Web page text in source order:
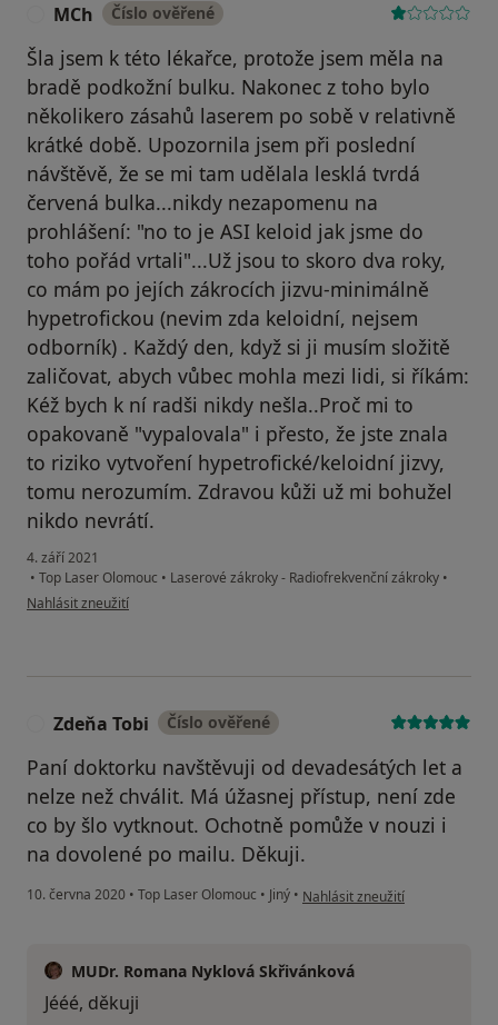
MCh Číslo ověřené
Šla jsem k této lékařce, protože jsem měla na
bradě podkožní bulku. Nakonec z toho bylo
několikero zásahů laserem po sobě v relativně
krátké době. Upozornila jsem při poslední
návštěvě, že se mi tam udělala lesklá tvrdá
červená bulka...nikdy nezapomenu na
prohlášení: "no to je ASI keloid jak jsme do
toho pořád vrtali"...Už jsou to skoro dva roky,
co mám po jejích zákrocích jizvu-minimálně
hypetrofickou (nevim zda keloidní, nejsem
odborník) . Každý den, když si ji musím složitě
zaličovat, abych vůbec mohla mezi lidi, si říkám:
Kéž bych k ní radši nikdy nešla..Proč mi to
opakovaně "vypalovala" i přesto, že jste znala
to riziko vytvoření hypetrofické/keloidní jizvy,
tomu nerozumím. Zdravou kůži už mi bohužel
nikdo nevrátí.
4. září 2021
• Top Laser Olomouc • Laserové zákroky - Radiofrekvenční zákroky •
podle názoru uživatele MCh
Nahlásit zneužití
Zdeňa Tobi Číslo ověřené
Paní doktorku navštěvuji od devadesátých let a
nelze než chválit. Má úžasnej přístup, není zde
co by šlo vytknout. Ochotně pomůže v nouzi i
na dovolené po mailu. Děkuji.
10. června 2020 • Top Laser Olomouc • Jiný • podle názoru uživatele Zdeňa
Nahlásit zneužití
MUDr. Romana Nyklová Skřivánková
Jééé, děkuji